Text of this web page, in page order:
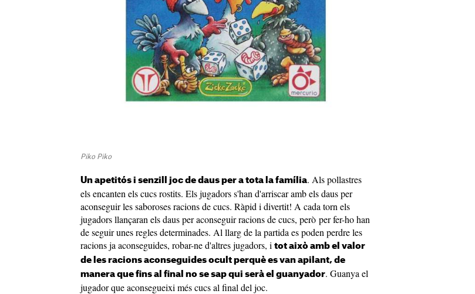
Piko Piko
Un apetitós i senzill joc de daus per a tota la família. Als pollastres
els encanten els cucs rostits. Els jugadors s'han d'arriscar amb els daus per
aconseguir les saboroses racions de cucs. Ràpid i divertit! A cada torn els
jugadors llançaran els daus per aconseguir racions de cucs, però per fer-ho han
de seguir unes regles determinades. Al llarg de la partida es poden perdre les
racions ja aconseguides, robar-ne d'altres jugadors, i tot això amb el valor
de les racions aconseguides ocult perquè es van apilant, de
manera que fins al final no se sap qui serà el guanyador. Guanya el
jugador que aconsegueixi més cucs al final del joc.